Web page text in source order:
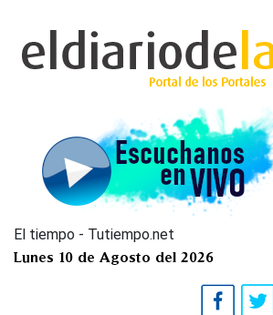
El tiempo - Tutiempo.net
Lunes 10 de Agosto del 2026